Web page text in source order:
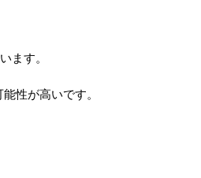
ます。
能性が高いです。